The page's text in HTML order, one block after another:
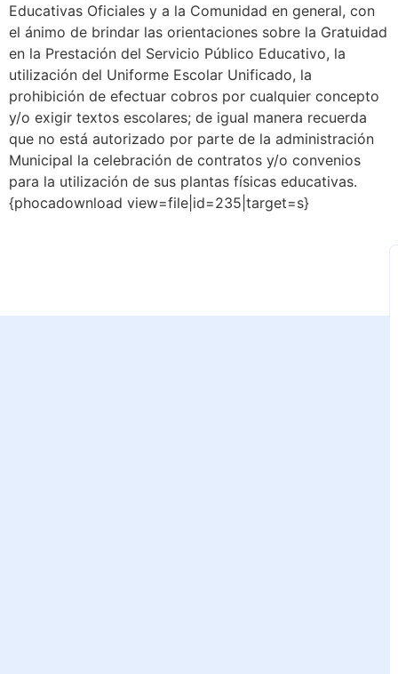
Educativas Oficiales y a la Comunidad en general, con
el ánimo de brindar las orientaciones sobre la Gratuidad
en la Prestación del Servicio Público Educativo, la
utilización del Uniforme Escolar Unificado, la
prohibición de efectuar cobros por cualquier concepto
y/o exigir textos escolares; de igual manera recuerda
que no está autorizado por parte de la administración
Municipal la celebración de contratos y/o convenios
para la utilización de sus plantas físicas educativas.
{phocadownload view=file|id=235|target=s}